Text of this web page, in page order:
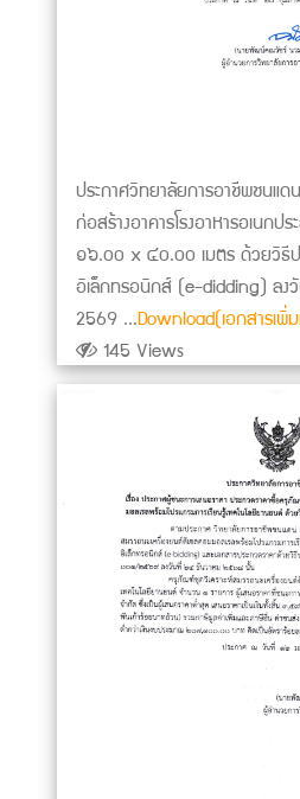
ประกาศวิทยาลัยการอาชีพชนแด
ก่อสร้างอาคารโรงอาหารอเนกป
๑๖.๐๐ x ๔๐.๐๐ เมตร ด้วยวิธีป
อิเล็กทรอนิกส์ (e-didding) ล
2569 ...Download(เอกสารเพิ่
145 Views